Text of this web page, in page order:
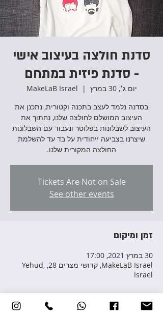
סדנת חולצה בעיצוב אישי
- סדנת פיזית במתחם
יום ג׳, 30 במרץ
  |
MakeLaB Israel
בסדנה נלמד לעצב בתכנה וקטורית, נתכנן את
העיצוב המושלם לחולצה שלנו, נחתוך את
העיצוב לשבלונות בפלוטר ונעבוד עם השבלונות
שיצרנו בצביעה ייחודית על בד עד להשלמת
החולצה המקורית שלנו.
Tickets Are Not on Sale
See other events
זמן ומיקום
30 במרץ 2021, 17:00
MakeLaB Israel, קדושי מצרים 28, Yehud,
Israel
פרטי האירוע